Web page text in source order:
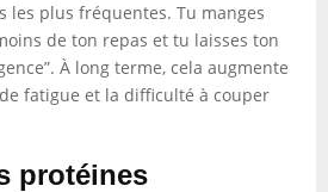
les plus fréquentes. Tu manges
de ton repas et tu laisses ton
À long terme, cela augmente
fatigue et la difficulté à couper
protéines